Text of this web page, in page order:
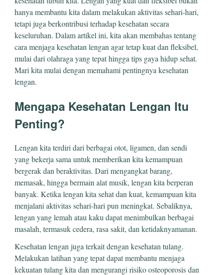
hanya membantu kita dalam melakukan aktivitas sehari-hari,
tetapi juga berkontribusi terhadap kesehatan secara
keseluruhan. Dalam artikel ini, kita akan membahas tentang
cara menjaga kesehatan lengan agar tetap kuat dan fleksibel,
mulai dari olahraga yang tepat hingga tips gaya hidup sehat.
Mari kita mulai dengan memahami pentingnya kesehatan
lengan.
Mengapa Kesehatan Lengan Itu
Penting?
Lengan kita terdiri dari berbagai otot, ligamen, dan sendi
yang bekerja sama untuk memberikan kita kemampuan
bergerak dan beraktivitas. Dari mengangkat barang,
memasak, hingga bermain alat musik, lengan kita berperan
banyak. Ketika lengan kita sehat dan kuat, kemampuan kita
menjalani aktivitas sehari-hari pun meningkat. Sebaliknya,
lengan yang lemah atau kaku dapat menimbulkan berbagai
masalah, termasuk cedera, rasa sakit, dan ketidaknyamanan.
Kesehatan lengan juga terkait dengan kesehatan tulang.
Melakukan latihan yang tepat dapat membantu menjaga
kekuatan tulang kita dan mengurangi risiko osteoporosis dan